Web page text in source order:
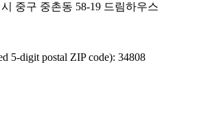
중구 중촌동 58-19 드림하우스
5-digit postal ZIP code): 34808